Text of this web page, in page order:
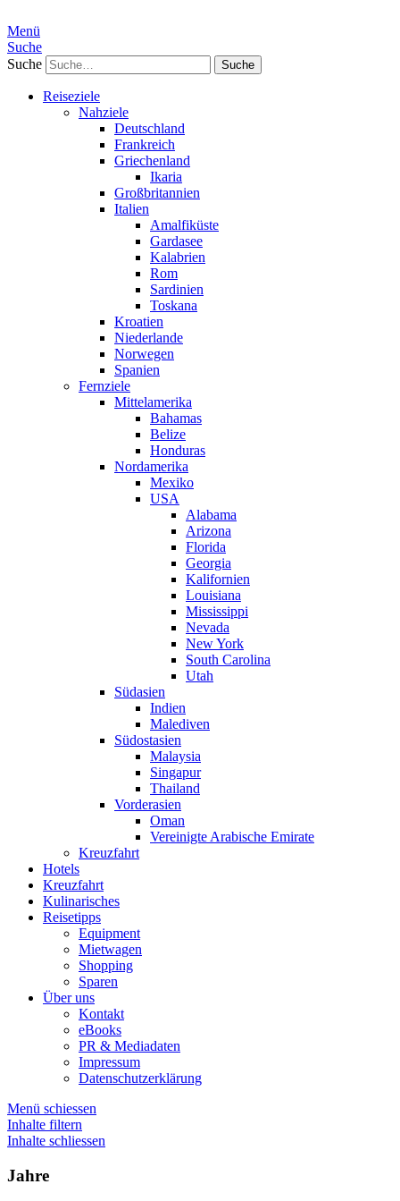
Menü
Suche
Suche
Reiseziele
Nahziele
Deutschland
Frankreich
Griechenland
Ikaria
Großbritannien
Italien
Amalfiküste
Gardasee
Kalabrien
Rom
Sardinien
Toskana
Kroatien
Niederlande
Norwegen
Spanien
Fernziele
Mittelamerika
Bahamas
Belize
Honduras
Nordamerika
Mexiko
USA
Alabama
Arizona
Florida
Georgia
Kalifornien
Louisiana
Mississippi
Nevada
New York
South Carolina
Utah
Südasien
Indien
Malediven
Südostasien
Malaysia
Singapur
Thailand
Vorderasien
Oman
Vereinigte Arabische Emirate
Kreuzfahrt
Hotels
Kreuzfahrt
Kulinarisches
Reisetipps
Equipment
Mietwagen
Shopping
Sparen
Über uns
Kontakt
eBooks
PR & Mediadaten
Impressum
Datenschutzerklärung
Menü schiessen
Inhalte filtern
Inhalte schliessen
Jahre